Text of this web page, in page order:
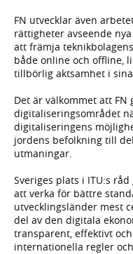
FN utvecklar även
rättigheter avseende
att främja
både online och offline,
tillbörlig aktsamhet i
Det är välkommet att
digitaliseringsområdet
digitaliseringens
jordens befolkning till
utmaningar.
Sveriges plats i ITU:s
att verka för bättre
utvecklingsländer mest
del av den digitala
transparent, effektivt
internationella regler